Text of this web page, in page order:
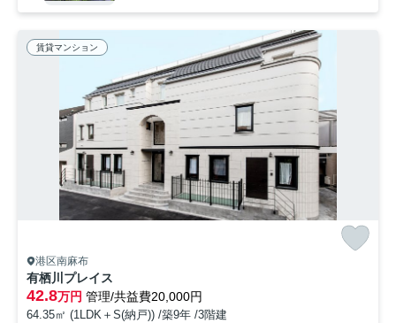
賃貸マンション
港区南麻布
有栖川プレイス
42.8万円 管理/共益費20,000円
64.35㎡ (1LDK＋S(納戸)) /築9年 /3階建